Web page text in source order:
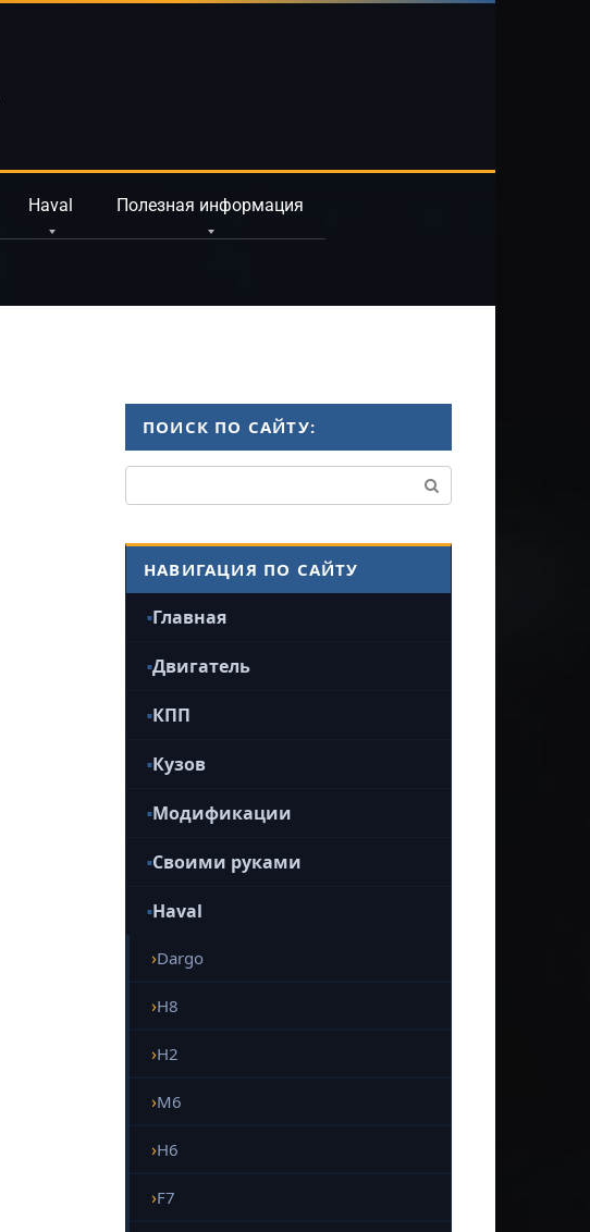
Haval Полезная информация
ПОИСК ПО САЙТУ:
НАВИГАЦИЯ ПО САЙТУ
Главная
Двигатель
КПП
Кузов
Модификации
Своими руками
Haval
Dargo
H8
H2
M6
H6
F7